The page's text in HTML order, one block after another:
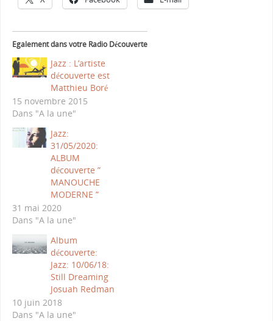
Egalement dans votre Radio Découverte
Jazz : L’artiste
découverte est
Matthieu Boré
15 novembre 2015
Dans "A la une"
Jazz:
31/05/2020:
ALBUM
découverte ”
MANOUCHE
MODERNE ”
31 mai 2020
Dans "A la une"
Album
découverte:
Jazz: 10/06/18:
Still Dreaming
Josuah Redman
10 juin 2018
Dans "A la une"